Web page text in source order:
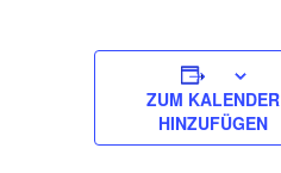
ZUM KALENDER
HINZUFÜGEN